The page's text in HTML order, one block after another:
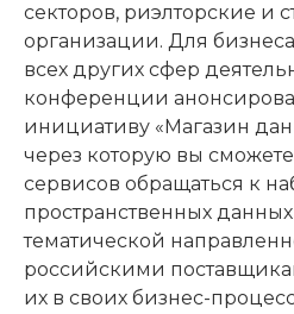
секторов, риэлторские и
организации. Для
всех других сфер
конференции
инициативу «Магазин
через которую вы
сервисов обращаться к
пространственных
тематической
российскими
их в своих бизнес-